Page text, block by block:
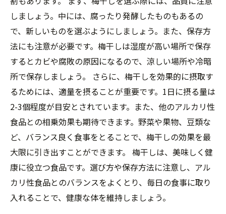
しましょう。中には、腐ったり発酵したものもあるの
で、新しいものを選ぶようにしましょう。また、保存方
法にも注意が必要です。梅干しは湿度が高い場所で保存
するとカビや腐敗の原因になるので、涼しい場所や冷暗
所で保存しましょう。 さらに、梅干しを効果的に摂取す
るためには、適量を摂ることが重要です。1日に摂る量は
2-3個程度が目安とされています。また、他のアルカリ性
食品との相乗効果も期待できます。野菜や果物、豆類な
ど、バランス良く食事をとることで、梅干しの効果を最
大限に引き出すことができます。 梅干しは、美味しく健
康に役立つ食品です。選び方や保存方法に注意し、アル
カリ性食品とのバランスをよくとり、毎日の食事に取り
入れることで、健康な体を維持しましょう。